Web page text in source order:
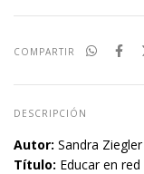
COMPARTIR
DESCRIPCIÓN
Autor: Sandra Ziegler
Título: Educar en red